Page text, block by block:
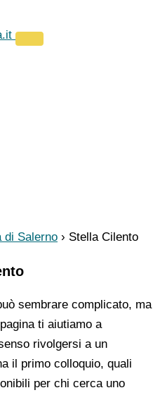
di Salerno › Stella Cilento
sembrare complicato, ma
ti aiutiamo a
rivolgersi a un
il primo colloquio, quali
per chi cerca uno